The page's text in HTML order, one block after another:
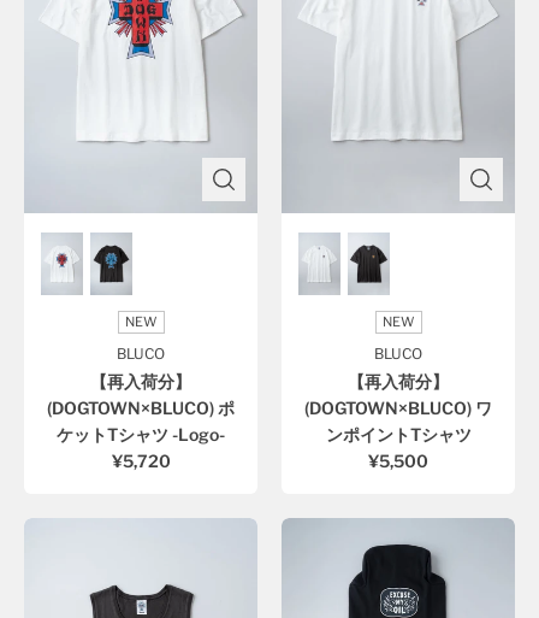
NEW
BLUCO
【再入荷分】
(DOGTOWN×BLUCO) ポ
ケットTシャツ -Logo-
¥5,720
NEW
BLUCO
【再入荷分】
(DOGTOWN×BLUCO) ワ
ンポイントTシャツ
¥5,500